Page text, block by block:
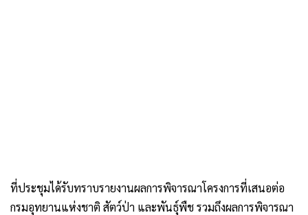
ที่ประชุมได้รับทราบรายงานผลการพิจารณาโครงการที่เสนอต่อ
กรมอุทยานแห่งชาติ สัตว์ป่า และพันธุ์พืช รวมถึงผลการพิจารณา